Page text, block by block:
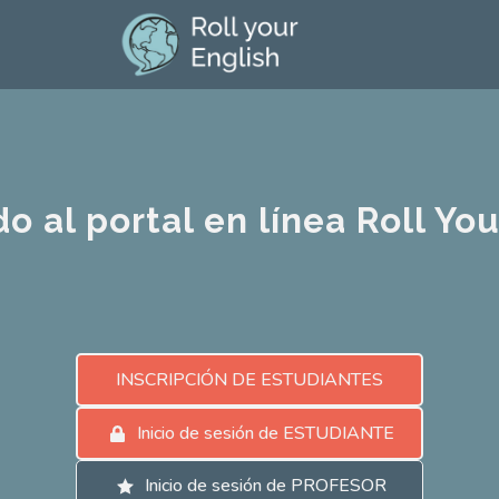
al portal en línea Roll
INSCRIPCIÓN DE ESTUDIANTES
Inicio de sesión de ESTUDIANTE
Inicio de sesión de PROFESOR